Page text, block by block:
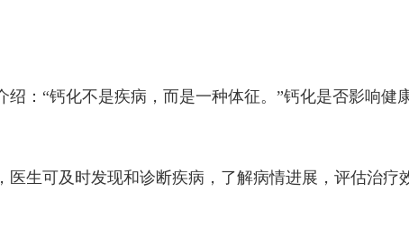
绍：“钙化不是疾病，而是一种体征。”钙化是否影响健
医生可及时发现和诊断疾病，了解病情进展，评估治疗